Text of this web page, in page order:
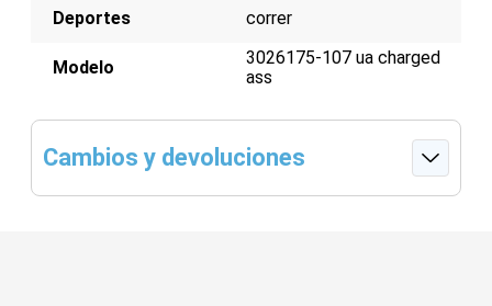
Deportes correr
Modelo
3026175-107 ua charged
ass
Cambios y devoluciones